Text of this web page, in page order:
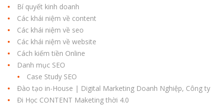
Bí quyết kinh doanh
Các khái niệm về content
Các khái niệm về seo
Các khái niệm về website
Cách kiếm tiền Online
Danh mục SEO
Case Study SEO
Đào tạo in-House | Digital Marketing Doanh Nghiệp, Công ty
Đi Học CONTENT Maketing thời 4.0